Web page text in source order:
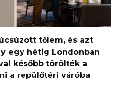
tőlem, és azt
egy hétig Londonban
később törölték a
a repülőtéri váróba